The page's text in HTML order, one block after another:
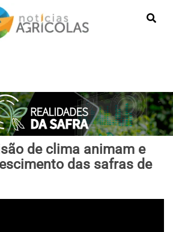
de clima animam e
das safras de